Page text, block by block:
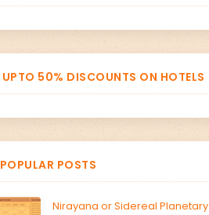
UPTO 50% DISCOUNTS ON HOTELS
POPULAR POSTS
Nirayana or Sidereal Planetary